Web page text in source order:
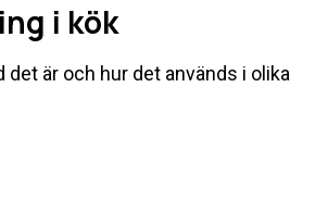
i kök
det är och hur det används i olika